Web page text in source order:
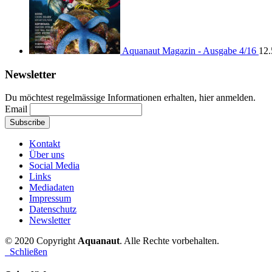
Aquanaut Magazin - Ausgabe 4/16
Newsletter
Du möchtest regelmässige Informationen erhalten, hier anmelden.
Email
Kontakt
Über uns
Social Media
Links
Mediadaten
Impressum
Datenschutz
Newsletter
© 2020 CopyrightAquanaut. Alle Rechte vorbehalten.
Schließen